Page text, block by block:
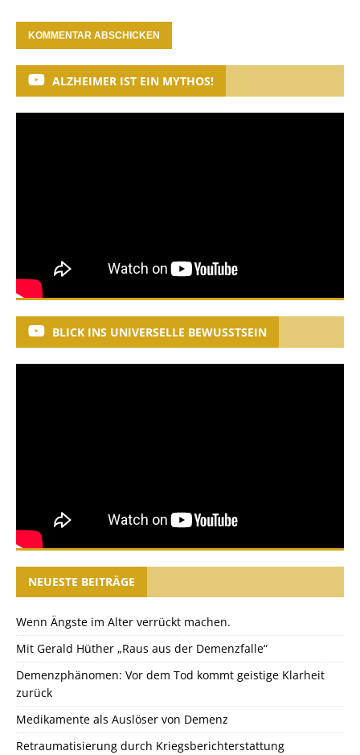
ALZHEIMER IST EIN MYTHOS!
BLICK INS UNIVERSELLE BEWUSSTSEIN
NEUESTE BEITRÄGE
Wenn Ängste im Alter verrückt machen.
Mit Gerald Hüther „Raus aus der Demenzfalle“
Demenzphänomen: Vor dem Tod kommt geistige Klarheit
zurück
Medikamente als Auslöser von Demenz
Retraumatisierung durch Kriegsberichterstattung